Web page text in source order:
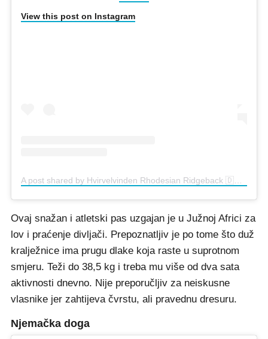
View this post on Instagram
Ovaj snažan i atletski pas uzgajan je u Južnoj Africi za
lov i praćenje divljači. Prepoznatljiv je po tome što duž
kralježnice ima prugu dlake koja raste u suprotnom
smjeru. Teži do 38,5 kg i treba mu više od dva sata
aktivnosti dnevno. Nije preporučljiv za neiskusne
vlasnike jer zahtijeva čvrstu, ali pravednu dresuru.
Njemačka doga